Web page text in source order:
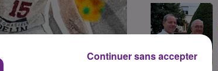
Continuer sans accepter